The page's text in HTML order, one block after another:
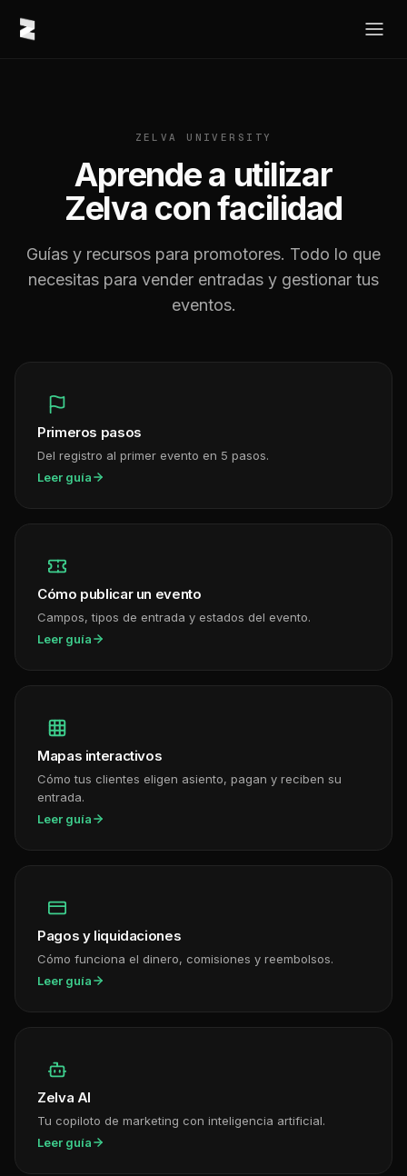
ZELVA UNIVERSITY
Aprende a utilizar
Zelva con facilidad
Guías y recursos para promotores. Todo lo que
necesitas para vender entradas y gestionar tus
eventos.
Primeros pasos
Del registro al primer evento en 5 pasos.
Leer guía
Cómo publicar un evento
Campos, tipos de entrada y estados del evento.
Leer guía
Mapas interactivos
Cómo tus clientes eligen asiento, pagan y reciben su
entrada.
Leer guía
Pagos y liquidaciones
Cómo funciona el dinero, comisiones y reembolsos.
Leer guía
Zelva AI
Tu copiloto de marketing con inteligencia artificial.
Leer guía